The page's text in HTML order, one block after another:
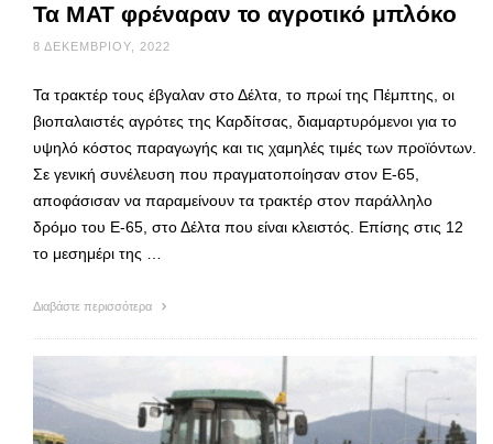
Τα ΜΑΤ φρέναραν το αγροτικό μπλόκο
8 ΔΕΚΕΜΒΡΊΟΥ, 2022
Τα τρακτέρ τους έβγαλαν στο Δέλτα, το πρωί της Πέμπτης, οι
βιοπαλαιστές αγρότες της Καρδίτσας, διαμαρτυρόμενοι για το
υψηλό κόστος παραγωγής και τις χαμηλές τιμές των προϊόντων.
Σε γενική συνέλευση που πραγματοποίησαν στον Ε-65,
αποφάσισαν να παραμείνουν τα τρακτέρ στον παράλληλο
δρόμο του Ε-65, στο Δέλτα που είναι κλειστός. Επίσης στις 12
το μεσημέρι της …
Διαβάστε περισσότερα